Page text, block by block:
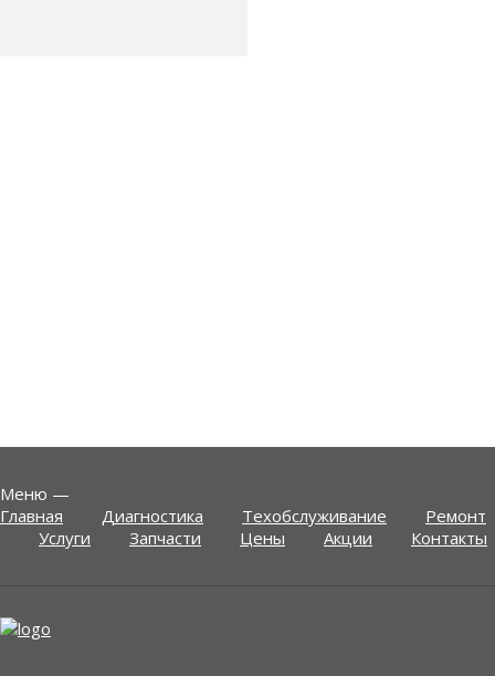
Меню —
Главная
Диагностика Техобслуживание
Ремонт
Услуги
Запчасти Цены Акции Контакты